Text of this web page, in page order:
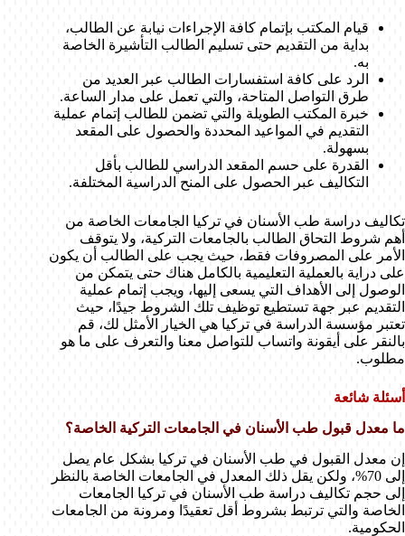
قيام المكتب بإتمام كافة الإجراءات نيابة عن الطالب،
بداية من التقديم حتى تسليم الطالب التأشيرة الخاصة
به.
الرد على كافة استفسارات الطالب عبر العديد من
طرق التواصل المتاحة، والتي تعمل على مدار الساعة.
خبرة المكتب الطويلة والتي تضمن للطالب إتمام عملية
التقديم في المواعيد المحددة والحصول على المقعد
بسهولة.
القدرة على حسم المقعد الدراسي للطالب بأقل
التكاليف عبر الحصول على المنح الدراسية المختلفة.
تكاليف دراسة طب الأسنان في تركيا الجامعات الخاصة من
أهم شروط التحاق الطالب بالجامعات التركية، ولا يتوقف
الأمر على المصروفات فقط، حيث يجب على الطالب أن يكون
على دراية بالعملية التعليمية بالكامل هناك حتى يتمكن من
الوصول إلى الأهداف التي يسعى إليها، ويجب إتمام عملية
التقديم عبر جهة تستطيع توظيف تلك الشروط جيدًا، حيث
تعتبر مؤسسة الدراسة في تركيا هي الخيار الأمثل لك، قم
بالنقر على أيقونة واتساب للتواصل معنا والتعرف على ما هو
مطلوب.
أسئلة شائعة
ما معدل قبول طب الأسنان في الجامعات التركية الخاصة؟
إن معدل القبول في طب الأسنان في تركيا بشكل عام يصل
إلى 70%، ولكن يقل ذلك المعدل في الجامعات الخاصة بالنظر
إلى حجم تكاليف دراسة طب الأسنان في تركيا الجامعات
الخاصة والتي ترتبط بشروط أقل تعقيدًا ومرونة من الجامعات
الحكومية.